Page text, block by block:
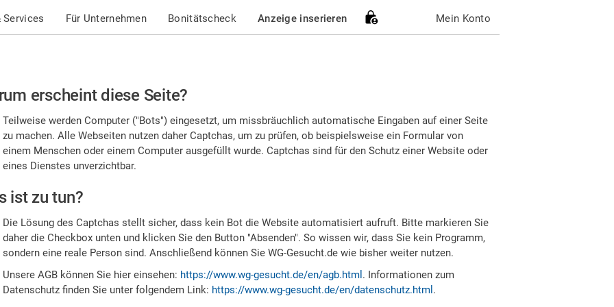
Services Für Unternehmen Bonitätscheck Anzeige inserieren Mein Konto
erscheint diese Seite?
Teilweise werden Computer ("Bots") eingesetzt, um missbräuchlich automatische Eingaben auf einer Seite
zu machen. Alle Webseiten nutzen daher Captchas, um zu prüfen, ob beispielsweise ein Formular von
einem Menschen oder einem Computer ausgefüllt wurde. Captchas sind für den Schutz einer Website oder
eines Dienstes unverzichtbar.
ist zu tun?
Die Lösung des Captchas stellt sicher, dass kein Bot die Website automatisiert aufruft. Bitte markieren Sie
daher die Checkbox unten und klicken Sie den Button "Absenden". So wissen wir, dass Sie kein Programm,
sondern eine reale Person sind. Anschließend können Sie WG-Gesucht.de wie bisher weiter nutzen.
Unsere AGB können Sie hier einsehen: https://www.wg-gesucht.de/en/agb.html . Informationen zum
Datenschutz finden Sie unter folgendem Link: https://www.wg-gesucht.de/en/datenschutz.html .